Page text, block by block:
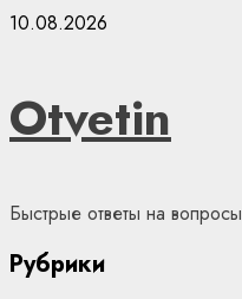
Skip
10.08.2026
Otvetin
Быстрые ответы на вопросы
Рубрики